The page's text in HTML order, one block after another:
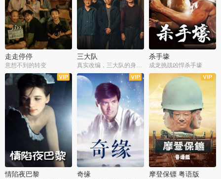
走走停停
意想不到的转变
三大队 杀手壕
成龙挑战凶悍杀手壕
情陷夜巴黎 奇缘 摩登保镖 粤语版